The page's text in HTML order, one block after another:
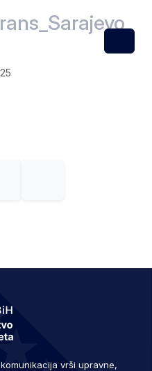
Menu
vrši upravne,